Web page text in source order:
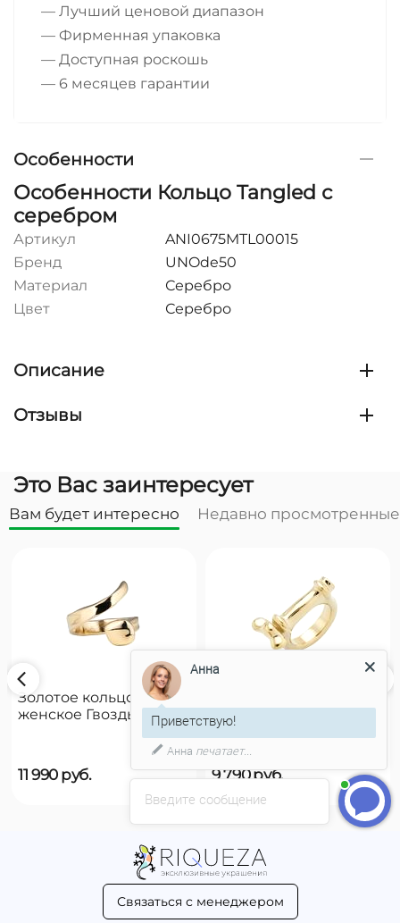
— Лучший ценовой диапазон
— Фирменная упаковка
— Доступная роскошь
— 6 месяцев гарантии
Особенности
Особенности Кольцо Tangled с
серебром
Артикул
ANI0675MTL00015
Бренд
UNOde50
Материал
Серебро
Цвет
Серебро
Описание
Отзывы
Это Вас заинтересует
Вам будет интересно Недавно просмотренные
Золотое кольцо
женское Гвоздь
11 990 руб.
женское на руку
UNOde50 Reward
9 790руб.
Связаться с менеджером
Введите сообщение
Анна
Приветствую!
Анна печатает...